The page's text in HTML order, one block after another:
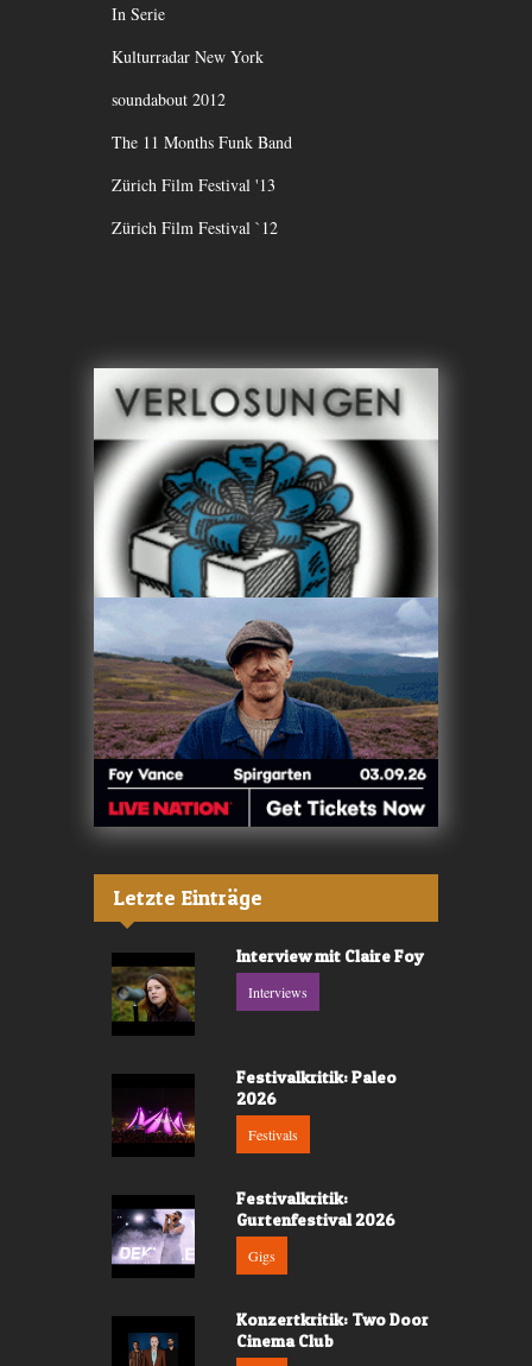
In Serie
Kulturradar New York
soundabout 2012
The 11 Months Funk Band
Zürich Film Festival '13
Zürich Film Festival `12
Letzte Einträge
Interview mit Claire Foy
Interviews
Festivalkritik: Paleo
2026
Festivals
Festivalkritik:
Gurtenfestival 2026
Gigs
Konzertkritik: Two Door
Cinema Club